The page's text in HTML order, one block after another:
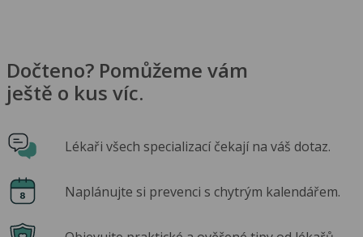
Dočteno? Pomůžeme vám
ještě o kus víc.
Lékaři všech specializací čekají na váš dotaz.
Naplánujte si prevenci s chytrým kalendářem.